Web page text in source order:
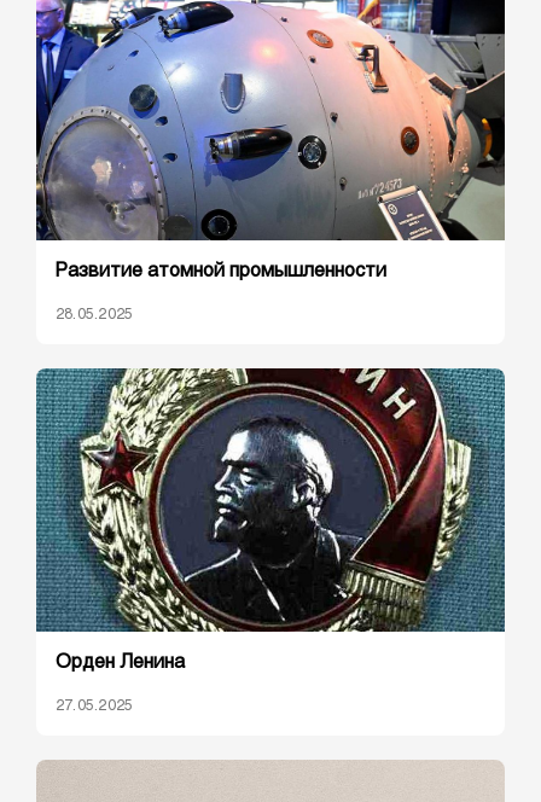
Развитие атомной промышленности
28.05.2025
Орден Ленина
27.05.2025